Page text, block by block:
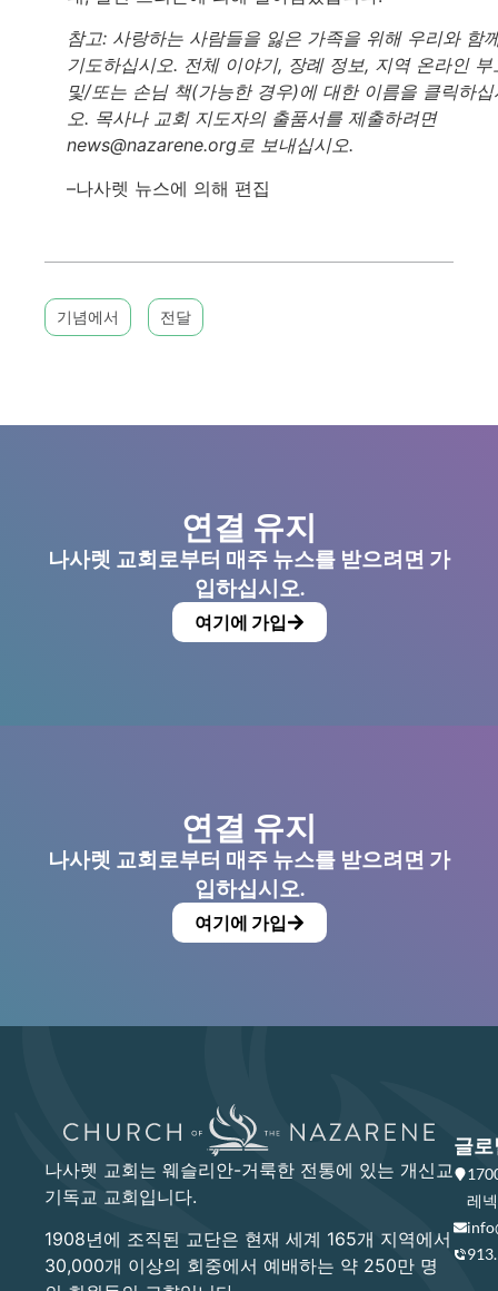
참고: 사랑하는 사람들을 잃은 가족을 위해 우리와 함
기도하십시오. 전체 이야기, 장례 정보, 지역 온라인 부
및/또는 손님 책(가능한 경우)에 대한 이름을 클릭하십
오. 목사나 교회 지도자의 출품서를 제출하려면
news@nazarene.org로 보내십시오.
–나사렛 뉴스에 의해 편집
기념에서 전달
연결 유지
나사렛 교회로부터 매주 뉴스를 받으려면 가
입하십시오.
여기에 가입
연결 유지
나사렛 교회로부터 매주 뉴스를 받으려면 가
입하십시오.
여기에 가입
나사렛 교회는 웨슬리안-거룩한 전통에 있는 개신교
기독교 교회입니다.
1908년에 조직된 교단은 현재 세계 165개 지역에서
30,000개 이상의 회중에서 예배하는 약 250만 명
글로
레